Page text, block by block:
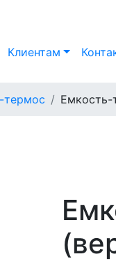
Клиентам
термос Емкость-